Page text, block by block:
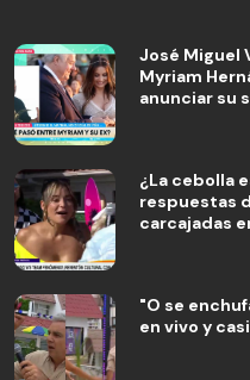
José Miguel
Myriam
anunciar su
¿La cebolla
respuestas
carcajadas
"O se
en vivo y